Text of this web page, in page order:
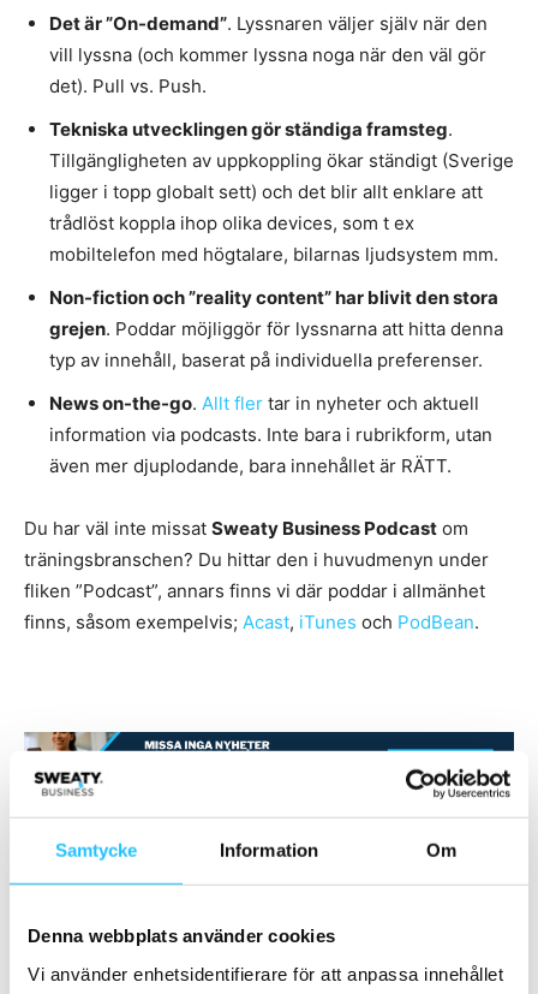
Samtycke Information Om
Denna webbplats använder cookies
Vi använder enhetsidentifierare för att anpassa innehållet
Det är ”On-demand”. Lyssnaren väljer själv när den
vill lyssna (och kommer lyssna noga när den väl gör
det). Pull vs. Push.
Tekniska utvecklingen gör ständiga framsteg.
Tillgängligheten av uppkoppling ökar ständigt (Sverige
ligger i topp globalt sett) och det blir allt enklare att
trådlöst koppla ihop olika devices, som t ex
mobiltelefon med högtalare, bilarnas ljudsystem mm.
Non-fiction och ”reality content” har blivit den stora
grejen. Poddar möjliggör för lyssnarna att hitta denna
typ av innehåll, baserat på individuella preferenser.
News on-the-go. Allt fler tar in nyheter och aktuell
information via podcasts. Inte bara i rubrikform, utan
även mer djuplodande, bara innehållet är RÄTT.
Du har väl inte missat Sweaty Business Podcast om
träningsbranschen? Du hittar den i huvudmenyn under
fliken ”Podcast”, annars finns vi där poddar i allmänhet
finns, såsom exempelvis; Acast, iTunes och PodBean.
TAGGAR Aimee Tariq marknadsföring
Podcast